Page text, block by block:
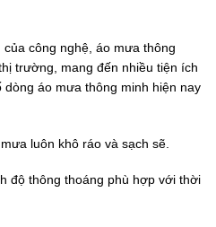
công nghệ, áo mưa thông
trường, mang đến nhiều tiện ích
áo mưa thông minh hiện nay
luôn khô ráo và sạch sẽ.
độ thông thoáng phù hợp với thời